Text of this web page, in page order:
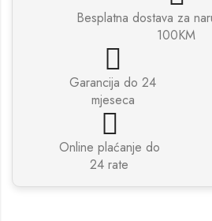
Besplatna dostava za
100KM
Garancija do 24
mjeseca
Online plaćanje do
24 rate